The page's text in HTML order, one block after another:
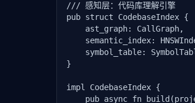
/// 感知层：代码库理解引擎
pub struct CodebaseIndex {
ast_graph: CallGraph,
semantic_index:
symbol_table:
}
impl CodebaseIndex {
pub async fn